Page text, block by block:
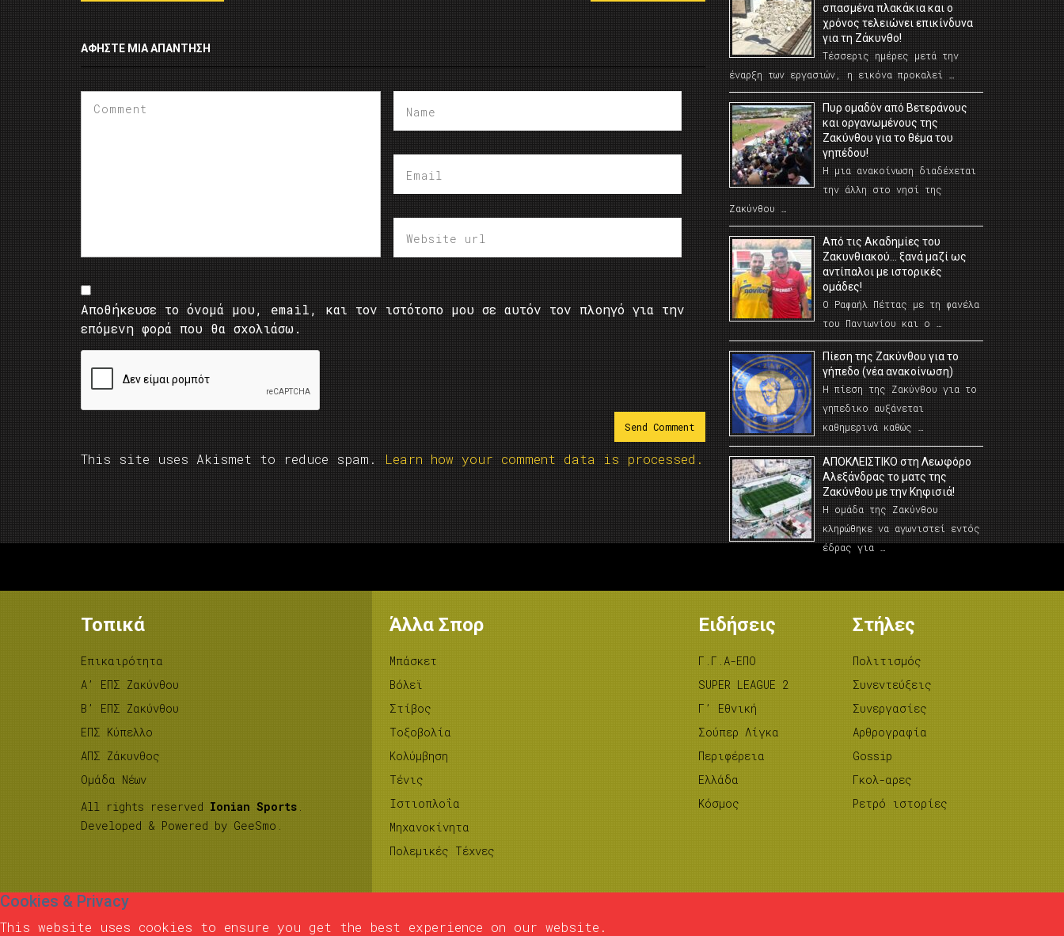
ΑΦΉΣΤΕ ΜΙΑ ΑΠΆΝΤΗΣΗ
Αποθήκευσε το όνομά μου, email, και τον ιστότοπο μου σε αυτόν τον πλοηγό για την
επόμενη φορά που θα σχολιάσω.
This site uses Akismet to reduce spam. Learn how your comment data is processed.
σπασμένα πλακάκια και ο
χρόνος τελειώνει επικίνδυνα
για τη Ζάκυνθο!
Τέσσερις ημέρες μετά την
έναρξη των εργασιών, η εικόνα προκαλεί …
Πυρ ομαδόν από Βετεράνους
και οργανωμένους της
Ζακύνθου για το θέμα του
γηπέδου!
Η μια ανακοίνωση διαδέχεται
την άλλη στο νησί της
Ζακύνθου …
Από τις Ακαδημίες του
Ζακυνθιακού… ξανά μαζί ως
αντίπαλοι με ιστορικές
ομάδες!
Ο Ραφαήλ Πέττας με τη φανέλα
του Πανιωνίου και ο …
Πίεση της Ζακύνθου για το
γήπεδο (νέα ανακοίνωση)
Η πίεση της Ζακύνθου για το
γηπεδικο αυξάνεται
καθημερινά καθώς …
AΠΟΚΛΕΙΣΤΙΚΟ στη Λεωφόρο
Αλεξάνδρας το ματς της
Ζακύνθου με την Κηφισιά!
Η ομάδα της Ζακύνθου
κληρώθηκε να αγωνιστεί εντός
έδρας για …
Τοπικά
Επικαιρότητα
A’ ΕΠΣ Ζακύνθου
B’ ΕΠΣ Ζακύνθου
ΕΠΣ Κύπελλο
ΑΠΣ Ζάκυνθος
Ομάδα Νέων
All rights reserved Ionian Sports .
Developed & Powered by GeeSmo .
Άλλα Σπορ
Μπάσκετ
Βόλεϊ
Στίβος
Tοξοβολία
Κολύμβηση
Τένις
Ιστιοπλοΐα
Μηχανοκίνητα
Πολεμικές Τέχνες
Ειδήσεις
Γ.Γ.Α-ΕΠΟ
SUPER LEAGUE 2
Γ’ Εθνική
Σούπερ Λίγκα
Περιφέρεια
Ελλάδα
Κόσμος
Στήλες
Πολιτισμός
Συνεντεύξεις
Συνεργασίες
Αρθρογραφία
Gossip
Γκολ-αρες
Ρετρό ιστορίες
Cookies & Privacy
This website uses cookies to ensure you get the best experience on our website.